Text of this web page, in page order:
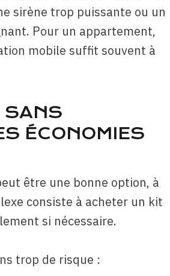
sirène trop puissante ou un
Pour un appartement,
mobile suffit souvent à
SANS
ÉCONOMIES
être une bonne option, à
consiste à acheter un kit
si nécessaire.
trop de risque :